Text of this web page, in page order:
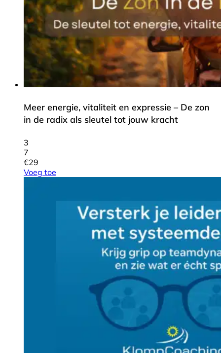
Meer energie, vitaliteit en expressie – De zon
in de radix als sleutel tot jouw kracht
3
7
€29
Voeg toe